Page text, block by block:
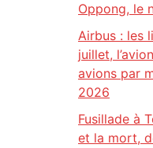
Oppong, le
Airbus : les
juillet,
avions par
2026
Fusillade à
et la mort,